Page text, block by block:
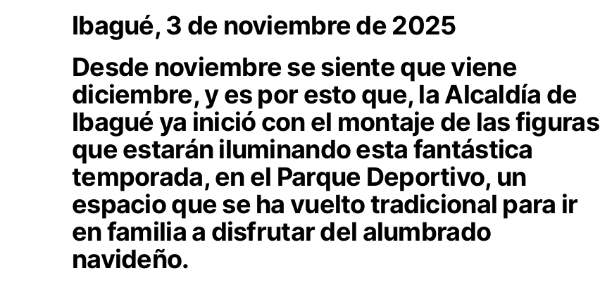
Ibagué, 3 de noviembre de 2025
Desde noviembre se siente que viene
diciembre, y es por esto que, la Alcaldía de
Ibagué ya inició con el montaje de las figuras
que estarán iluminando esta fantástica
temporada, en el Parque Deportivo, un
espacio que se ha vuelto tradicional para ir
en familia a disfrutar del alumbrado
navideño.